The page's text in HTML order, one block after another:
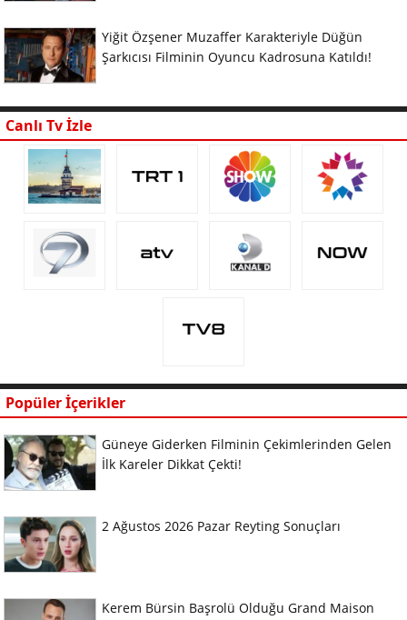
Yiğit Özşener Muzaffer Karakteriyle Düğün
Şarkıcısı Filminin Oyuncu Kadrosuna Katıldı!
Canlı Tv İzle
Popüler İçerikler
Güneye Giderken Filminin Çekimlerinden Gelen
İlk Kareler Dikkat Çekti!
2 Ağustos 2026 Pazar Reyting Sonuçları
Kerem Bürsin Başrolü Olduğu Grand Maison